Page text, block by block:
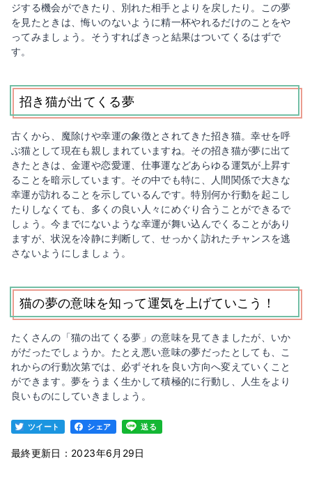
ジする機会ができたり、別れた相手とよりを戻したり。この夢
を見たときは、悔いのないように精一杯やれるだけのことをや
ってみましょう。そうすればきっと結果はついてくるはずで
す。
招き猫が出てくる夢
古くから、魔除けや幸運の象徴とされてきた招き猫。幸せを呼
ぶ猫として現在も親しまれていますね。その招き猫が夢に出て
きたときは、金運や恋愛運、仕事運などあらゆる運気が上昇す
ることを暗示しています。その中でも特に、人間関係で大きな
幸運が訪れることを示しているんです。特別何か行動を起こし
たりしなくても、多くの良い人々にめぐり合うことができるで
しょう。今までにないような幸運が舞い込んでくることがあり
ますが、状況を冷静に判断して、せっかく訪れたチャンスを逃
さないようにしましょう。
猫の夢の意味を知って運気を上げていこう！
たくさんの「猫の出てくる夢」の意味を見てきましたが、いか
がだったでしょうか。たとえ悪い意味の夢だったとしても、こ
れからの行動次第では、必ずそれを良い方向へ変えていくこと
ができます。夢をうまく生かして積極的に行動し、人生をより
良いものにしていきましょう。
ツイート シェア 送る
最終更新日：2023年6月29日